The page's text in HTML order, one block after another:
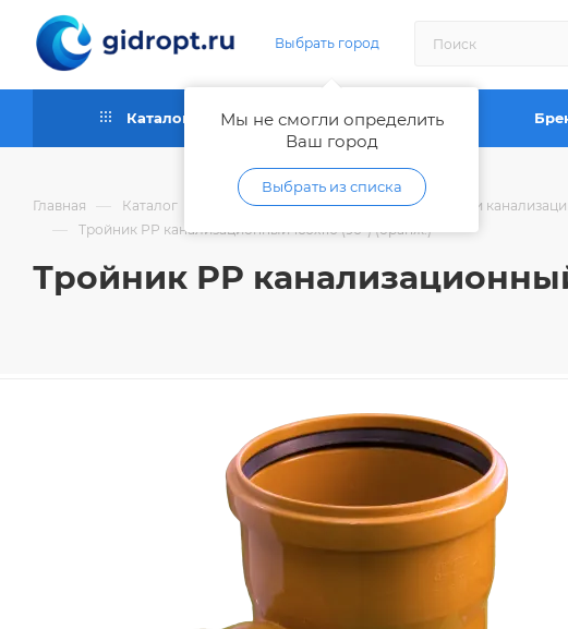
Выбрать город
Мы не смогли определить
Ваш город
Выбрать из списка
Каталог Как купить
Главная — Каталог Трубы и фитинги для водоотведения и
— Тройник РР канализационный 160х110 (90") (оранж.)
Тройник РР